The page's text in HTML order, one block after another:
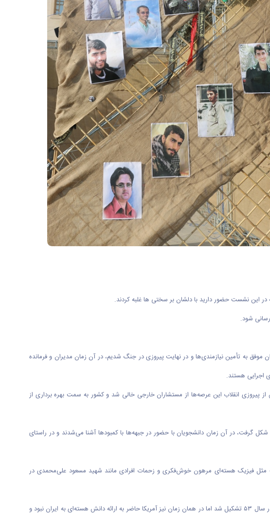
این نشست حضور دارید با دلشان بر سختی ها غلبه کردند.
شود.
به تأمین نیازمندی‌ها و در نهایت پیروزی در جنگ شدیم، در آن زمان مدیران و فرمانده
اجرایی هستند.
انقلاب این عرصه‌ها از مستشاران خارجی خالی شد و کشور به سمت بهره‌ برداری از
کردند و دوره‌های تخصصی شکل گرفت، در آن زمان دانشجویان با حضور در جبهه‌ها با کمبودها آشنا می‌شدند و در راستای
مثل فیزیک هسته‌ای مرهون خوش‌فکری و زحمات افرادی مانند شهید مسعود علی‌محمدی در
رئیس سابق سازمان انرژی اتمی کشور گفت: در آن زمان دوره‌های تحصیلات تکمیلی تماماً در اختیار نیازهای جامعه بود، سازمان انرژی اتمی در سال ۵۳ تشکیل شد اما در همان زمان نیز آمریکا حاضر به ارائه دانش هسته‌ای به ایران نبود و